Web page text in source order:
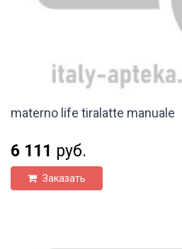
materno life tiralatte manuale
6 111 руб.
Заказать